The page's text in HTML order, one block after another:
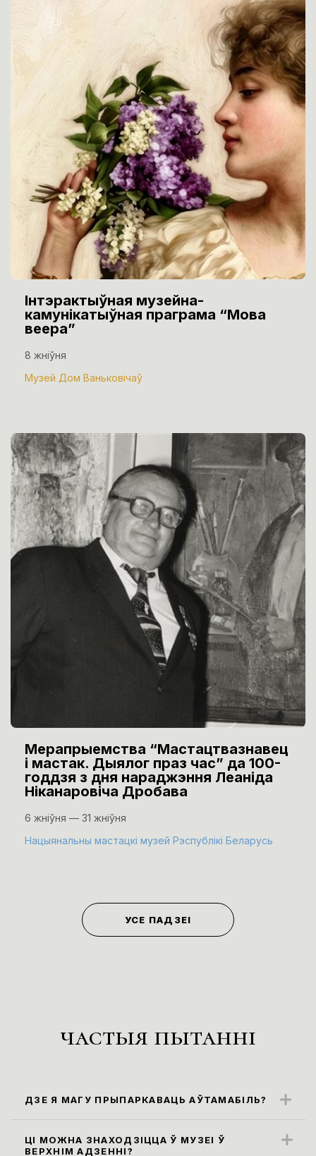
Інтэрактыўная музейна-
камунікатыўная праграма “Мова
веера”
8 жніўня
Музей Дом Ваньковічаў
Мерапрыемства “Мастацтвазнавец
і мастак. Дыялог праз час” да 100-
годдзя з дня нараджэння Леаніда
Ніканаровіча Дробава
6 жніўня — 31 жніўня
Нацыянальны мастацкі музей Рэспублікі Беларусь
УСЕ ПАДЗЕІ
частыя пытанні
ДЗЕ Я МАГУ ПРЫПАРКАВАЦЬ АЎТАМАБІЛЬ?
знаходзяцца ўздоўж вул. Карла Маркса
ЦІ МОЖНА ЗНАХОДЗІЦЦА Ў МУЗЕІ Ў
ВЕРХНІМ АДЗЕННІ?